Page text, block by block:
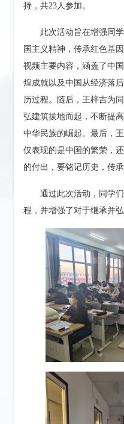
持，共23人参加。
此次活动旨在增强同
国主义精神，传承红色基
视频主要内容，涵盖了中
煌成就以及中国从经济落
历过程。随后，王梓吉为
弘建筑拔地而起，不断提
中华民族的崛起。最后，
仅表现的是中国的繁荣，
的付出，要铭记历史，传承
通过此次活动，同学
程，并增强了对于继承并